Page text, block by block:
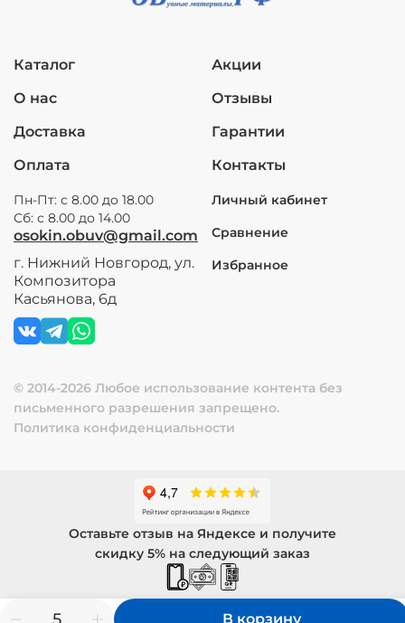
В корзину
Каталог
О нас
Доставка
Оплата
Акции
Отзывы
Гарантии
Контакты
Пн-Пт: с 8.00 до 18.00
Сб: с 8.00 до 14.00
osokin.obuv@gmail.com
г. Нижний Новгород, ул.
Композитора
Касьянова, 6д
Личный кабинет
Сравнение
Избранное
© 2014-2026 Любое использование контента без
письменного разрешения запрещено.
Политика конфиденциальности
Оставьте отзыв на Яндексе и получите
скидку 5% на следующий заказ